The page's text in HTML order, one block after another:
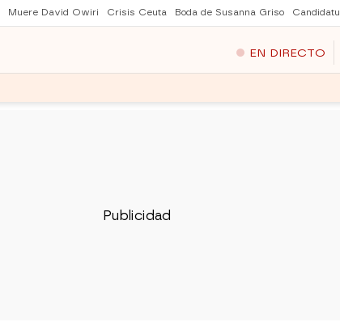
Muere David Owiri Crisis Ceuta Boda de Susanna Griso
EN DIRECTO